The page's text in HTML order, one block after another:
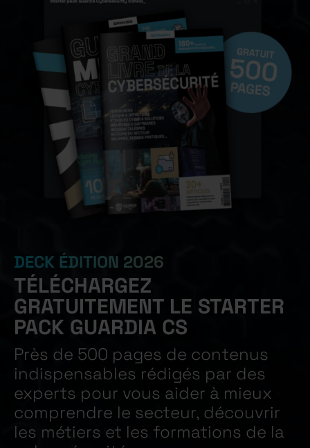
DECK ÉDITION 2026
TÉLÉCHARGEZ
GRATUITEMENT LE STARTER
PACK GUARDIA CS
Près de 500 pages de contenus
indispensables rédigés par des
experts pour vous aider à mieux
comprendre le secteur, découvrir
les métiers et les formations de la